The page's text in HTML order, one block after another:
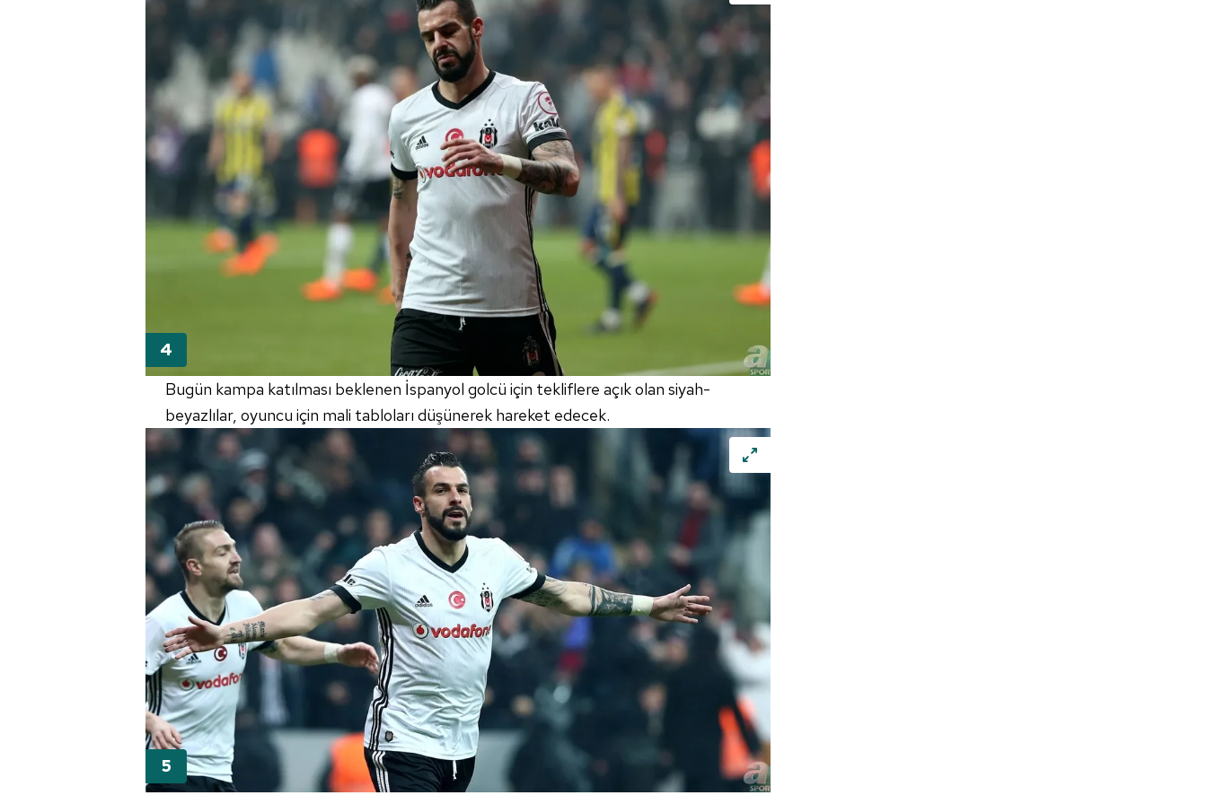
mevzuata uygun olarak kullanılan çerezlerle ilgili bilgi almak için lütfen
Bugün kampa katılması beklenen İspanyol golcü için tekliflere açık olan siyah-
beyazlılar, oyuncu için mali tabloları düşünerek hareket edecek.